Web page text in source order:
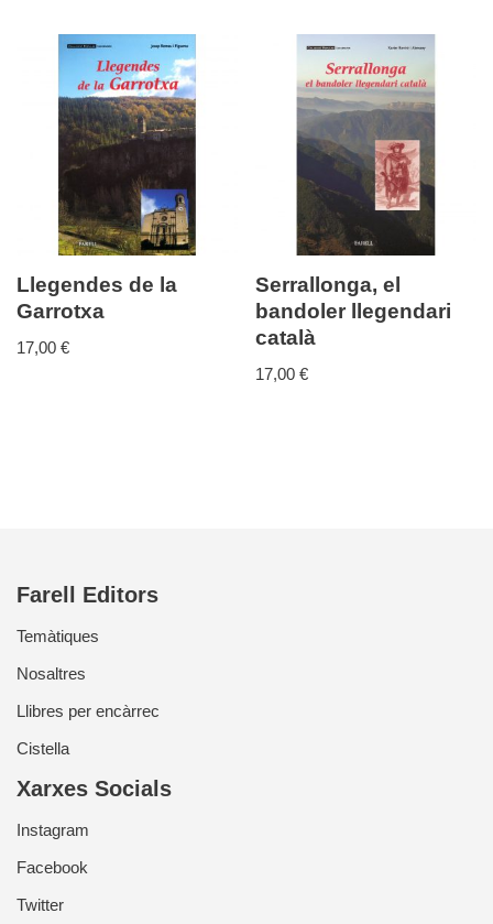
Llegendes de la
Garrotxa
17,00 €
Serrallonga, el
bandoler llegendari
català
17,00€
Farell Editors
Temàtiques
Nosaltres
Llibres per encàrrec
Cistella
Xarxes Socials
Instagram
Facebook
Twitter